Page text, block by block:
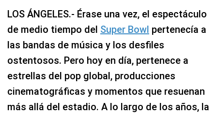
LOS ÁNGELES.- Érase una vez, el espectáculo
de medio tiempo del Super Bowl pertenecía a
las bandas de música y los desfiles
ostentosos. Pero hoy en día, pertenece a
estrellas del pop global, producciones
cinematográficas y momentos que resuenan
más allá del estadio. A lo largo de los años, la